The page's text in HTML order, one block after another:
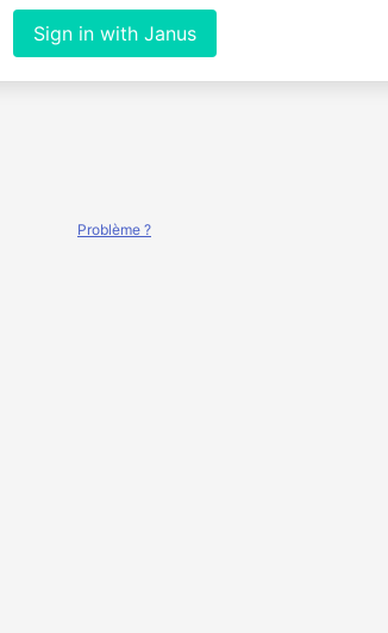
Sign in with Janus
Problème ?